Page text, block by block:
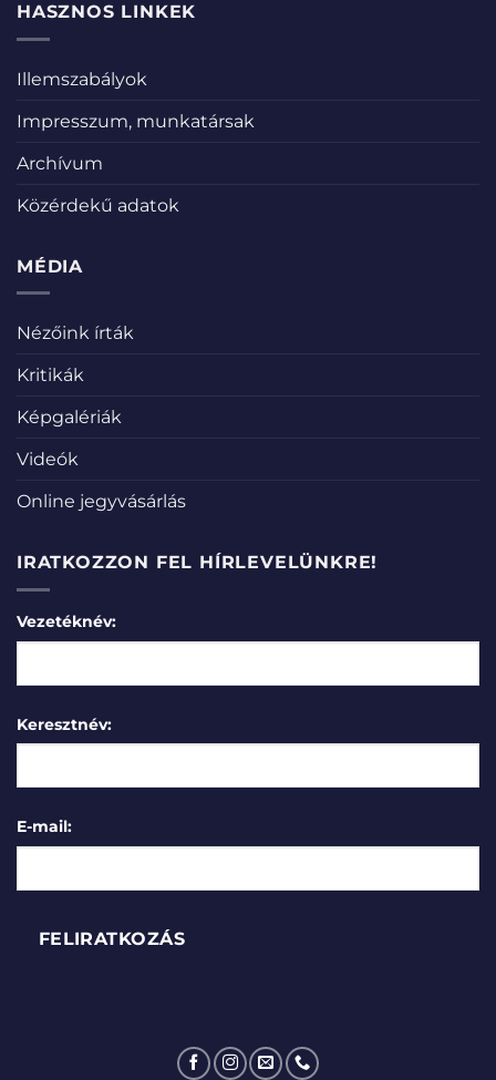
HASZNOS LINKEK
Illemszabályok
Impresszum, munkatársak
Archívum
Közérdekű adatok
MÉDIA
Nézőink írták
Kritikák
Képgalériák
Videók
Online jegyvásárlás
IRATKOZZON FEL HÍRLEVELÜNKRE!
Vezetéknév:
Keresztnév:
E-mail: